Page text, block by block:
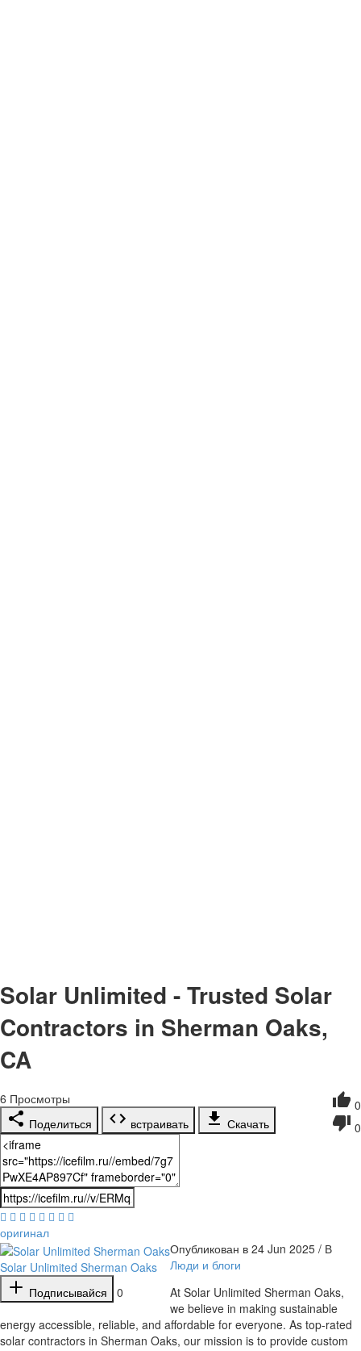
Solar Unlimited - Trusted Solar
Contractors in Sherman Oaks,
CA
0
0
6 Просмотры
Поделиться
встраивать Скачать
оригинал
Solar Unlimited Sherman Oaks
Подписывайся
0
Опубликован в 24 Jun 2025 / В
Люди и блоги
⁣At Solar Unlimited Sherman Oaks,
we believe in making sustainable
energy accessible, reliable, and affordable for everyone. As top-rated
solar contractors in Sherman Oaks, our mission is to provide custom